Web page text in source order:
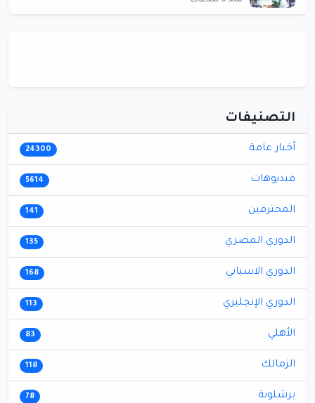
التصنيفات
أخبار عامة 24300
فيديوهات 5614
المحترفين 141
الدوري المصري 135
الدوري الاسباني 168
الدوري الإنجليزي 113
الأهلي 83
الزمالك 118
برشلونة 78